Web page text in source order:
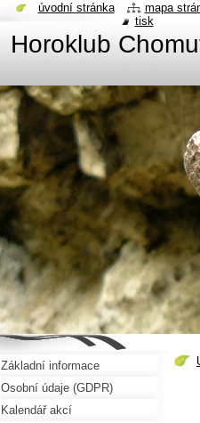
Horoklub
Základní informace
Osobní údaje (GDPR)
Kalendář akcí
úvodní stránka mapa
tisk